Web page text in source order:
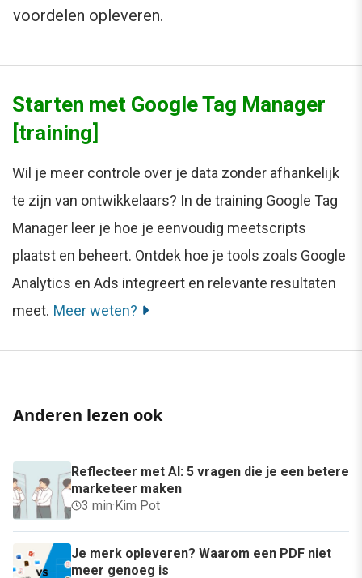
voordelen opleveren.
Starten met Google Tag Manager
[training]
Wil je meer controle over je data zonder afhankelijk
te zijn van ontwikkelaars? In de training Google Tag
Manager leer je hoe je eenvoudig meetscripts
plaatst en beheert. Ontdek hoe je tools zoals Google
Analytics en Ads integreert en relevante resultaten
meet. Meer weten?
Anderen lezen ook
Reflecteer met AI: 5 vragen die je een betere
marketeer maken
3 min·Kim Pot
Je merk opleveren? Waarom een PDF niet
meer genoeg is